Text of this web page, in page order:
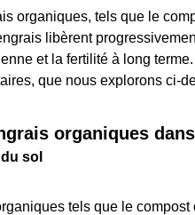
organiques, tels que le
libèrent
et la fertilité à long
que nous explorons ci-
organiques
sol
tels que le